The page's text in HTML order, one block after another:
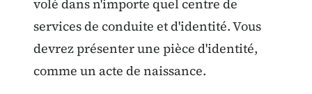
volé dans n'importe quel centre de
services de conduite et d'identité. Vous
devrez présenter une pièce d'identité,
comme un acte de naissance.